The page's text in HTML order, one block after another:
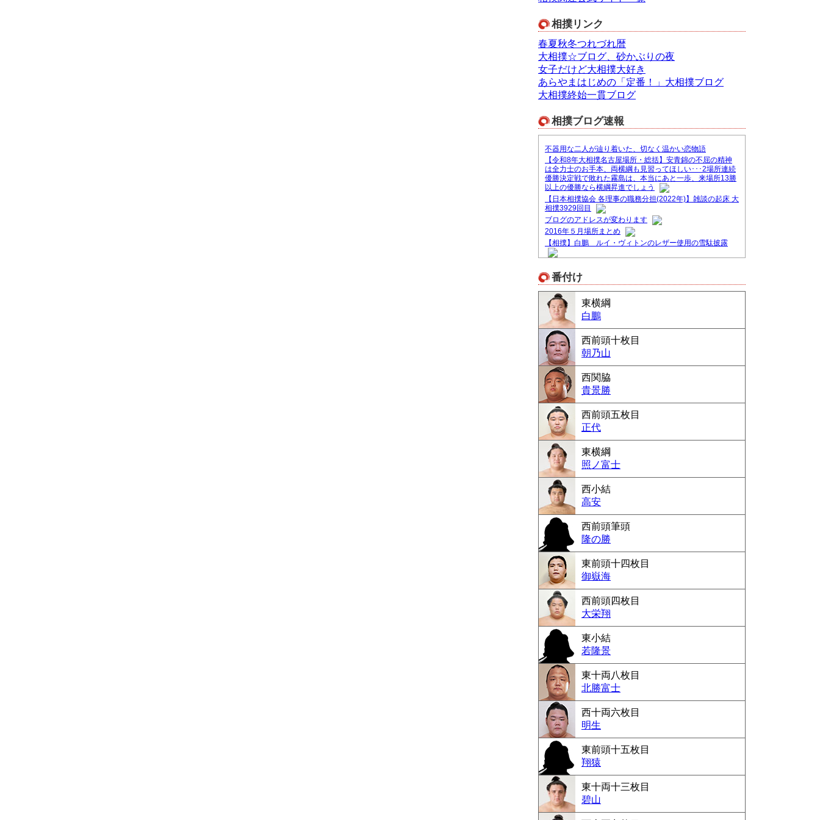
相撲リンク
春夏秋冬つれづれ暦
大相撲☆ブログ、砂かぶりの夜
女子だけど大相撲大好き
あらやまはじめの「定番！」大相撲ブログ
大相撲終始一貫ブログ
相撲ブログ速報
不器用な二人が辿り着いた、切なく温かい恋物語
【令和8年大相撲名古屋場所・総括】安青錦の不屈の精神
は全力士のお手本、両横綱も見習ってほしい･･･2場所連続
優勝決定戦で敗れた霧島は、本当にあと一歩、来場所13勝
以上の優勝なら横綱昇進でしょう
【日本相撲協会 各理事の職務分担(2022年)】雑談の起床 大
相撲3929回目
ブログのアドレスが変わります
2016年５月場所まとめ
【相撲】白鵬 ルイ・ヴィトンのレザー使用の雪駄披露
Powered by livedoor 相互RSS
番付け
東横綱
白鵬
西前頭十枚目
朝乃山
西関脇
貴景勝
西前頭五枚目
正代
東横綱
照ノ富士
西小結
高安
西前頭筆頭
隆の勝
東前頭十四枚目
御嶽海
西前頭四枚目
大栄翔
東小結
若隆景
東十両八枚目
北勝富士
西十両六枚目
明生
東前頭十五枚目
翔猿
東十両十三枚目
碧山